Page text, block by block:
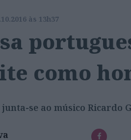
às 13h37
como
junta-se ao músico Ricardo